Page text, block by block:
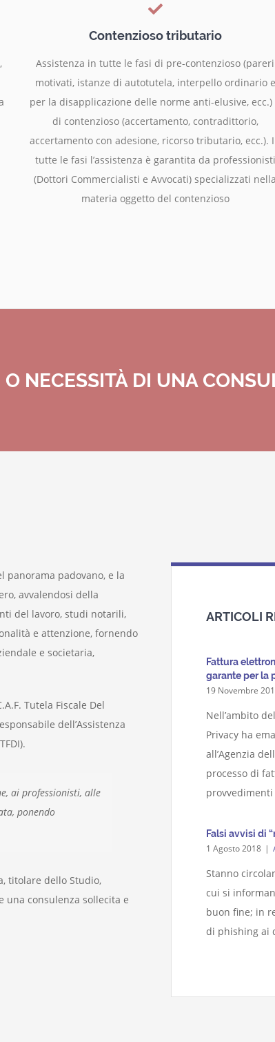
Contenzioso tributario
Assistenza in tutte le fasi di pre-contenzioso (pareri
motivati, istanze di autotutela, interpello ordinario e
per la disapplicazione delle norme anti-elusive, ecc.)
di contenzioso (accertamento, contradittorio,
accertamento con adesione, ricorso tributario, ecc.).
tutte le fasi l’assistenza è garantita da professionisti
(Dottori Commercialisti e Avvocati) specializzati nella
materia oggetto del contenzioso
NECESSITÀ DI UNA
panorama padovano, e la
avvalendosi della
del lavoro, studi notarili,
e attenzione, fornendo
e societaria,
Tutela Fiscale Del
dell’Assistenza
ai professionisti, alle
ponendo
titolare dello Studio,
consulenza sollecita e
ARTICOLI
Fattura
garante per la
19 Novembre
Nell’ambito
Privacy ha
all’Agenzia
processo di
Falsi avvisi di
1 Agosto 2018 |
Stanno
cui si
buon fine; in
di phishing ai